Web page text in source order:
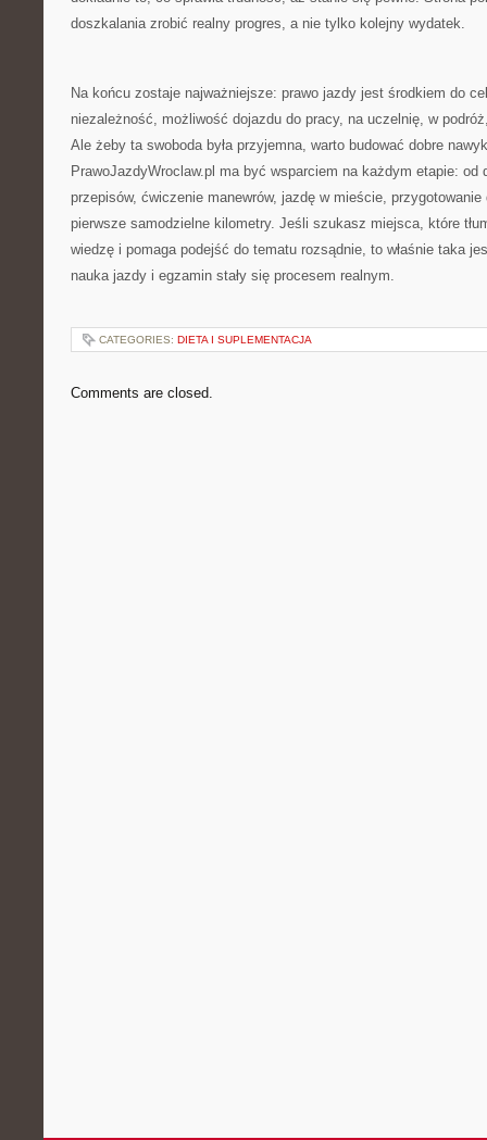
doszkalania zrobić realny progres, a nie tylko kolejny wydatek.
Na końcu zostaje najważniejsze: prawo jazdy jest środkiem do
niezależność, możliwość dojazdu do pracy, na uczelnię, w
Ale żeby ta swoboda była przyjemna, warto budować dobre
PrawoJazdyWroclaw.pl ma być wsparciem na każdym etapie:
przepisów, ćwiczenie manewrów, jazdę w mieście,
pierwsze samodzielne kilometry. Jeśli szukasz miejsca, które
wiedzę i pomaga podejść do tematu rozsądnie, to właśnie taka
nauka jazdy i egzamin stały się procesem realnym.
CATEGORIES: DIETA I SUPLEMENTACJA
Comments are closed.